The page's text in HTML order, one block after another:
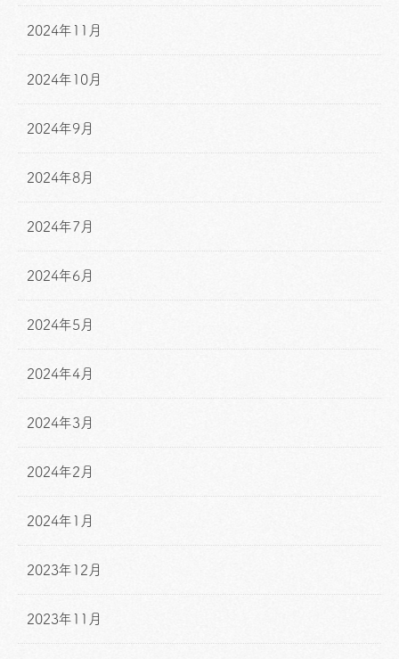
2024年11月
2024年10月
2024年9月
2024年8月
2024年7月
2024年6月
2024年5月
2024年4月
2024年3月
2024年2月
2024年1月
2023年12月
2023年11月